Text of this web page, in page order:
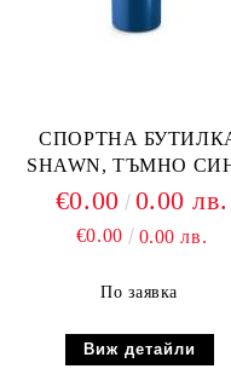
СПОРТНА
SHAWN, ТЪМНО
€0.00 0.00 лв.
€0.00 0.00 лв.
По заявка
Виж детайли